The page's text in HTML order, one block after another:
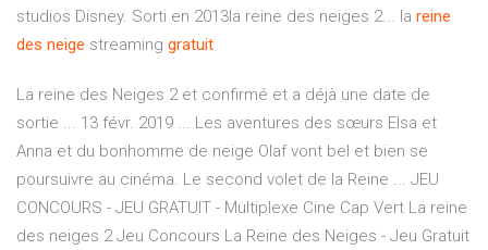
studios Disney. Sorti en 2013la reine des neiges 2... la reine
des neige streaming gratuit
La reine des Neiges 2 et confirmé et a déjà une date de
sortie ... 13 févr. 2019 ... Les aventures des sœurs Elsa et
Anna et du bonhomme de neige Olaf vont bel et bien se
poursuivre au cinéma. Le second volet de la Reine ... JEU
CONCOURS - JEU GRATUIT - Multiplexe Cine Cap Vert La reine
des neiges 2 Jeu Concours La Reine des Neiges - Jeu Gratuit